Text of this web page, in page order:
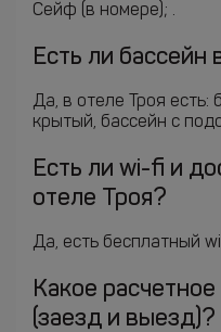
Сейф (в номере); .
Есть ли бассейн
Да, в отеле Троя есть:
крытый, бассейн с
Есть ли wi-fi и
отеле Троя?
Да, есть бесплатный
Какое
(заезд и выезд)?